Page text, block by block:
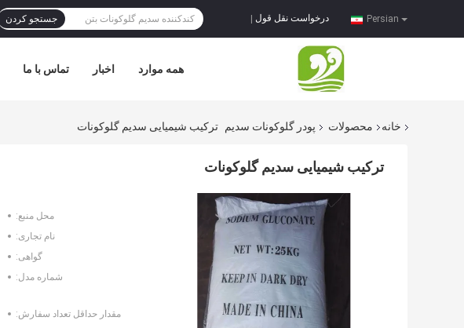
Persian درخواست نقل قول جستجو کردن
تماس با ما اخبار همه موارد
خانه محصولات پودر گلوکونات سدیم ترکیب شیمیایی سدیم گلوکونات
ترکیب شیمیایی سدیم گلوکونات
محل منبع:
نام تجاری:
گواهی:
شماره مدل:
مقدار حداقل تعداد سفارش: